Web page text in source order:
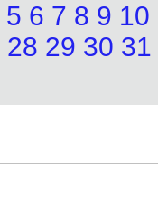
5 6 7 8 9 10
28 29 30 31